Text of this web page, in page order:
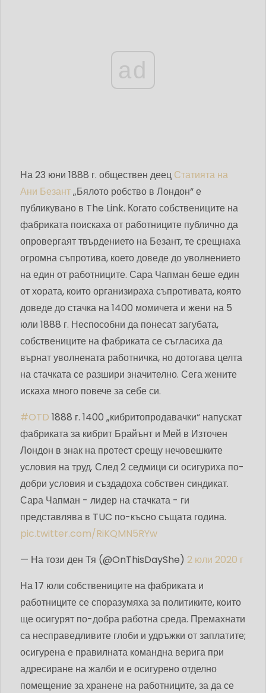
ad
На 23 юни 1888 г. обществен деец Статията на
Ани Безант„Бялото робство в Лондон“ е
публикувано в The Link. Когато собствениците на
фабриката поискаха от работниците публично да
опровергаят твърдението на Безант, те срещнаха
огромна съпротива, което доведе до уволнението
на един от работниците. Сара Чапман беше един
от хората, които организираха съпротивата, която
доведе до стачка на 1400 момичета и жени на 5
юли 1888 г. Неспособни да понесат загубата,
собствениците на фабриката се съгласиха да
върнат уволнената работничка, но дотогава целта
на стачката се разшири значително. Сега жените
искаха много повече за себе си.
#OTD 1888 г. 1400 „кибритопродавачки“ напускат
фабриката за кибрит Брайънт и Мей в Източен
Лондон в знак на протест срещу нечовешките
условия на труд. След 2 седмици си осигуриха по-
добри условия и създадоха собствен синдикат.
Сара Чапман - лидер на стачката - ги
представлява в TUC по-късно същата година.
pic.twitter.com/RiKQMN5RYw
— На този ден Тя (@OnThisDayShe) 2 юли 2020 г
На 17 юли собствениците на фабриката и
работниците се споразумяха за политиките, които
ще осигурят по-добра работна среда. Премахнати
са несправедливите глоби и удръжки от заплатите;
осигурена е правилната командна верига при
адресиране на жалби и е осигурено отделно
помещение за хранене на работниците, за да се